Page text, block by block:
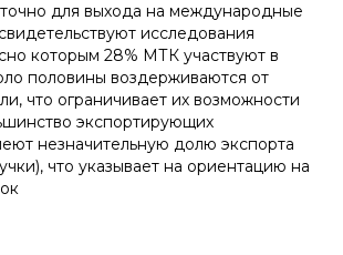
для выхода на международные
исследования
которым 28% МТК участвуют в
половины воздерживаются от
что ограничивает их возможности
экспортирующих
незначительную долю экспорта
что указывает на ориентацию на